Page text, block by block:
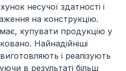
несучої здатності і
на конструкцію.
купувати продукцію у
Найнадійніші
і реалізують
в результаті більш